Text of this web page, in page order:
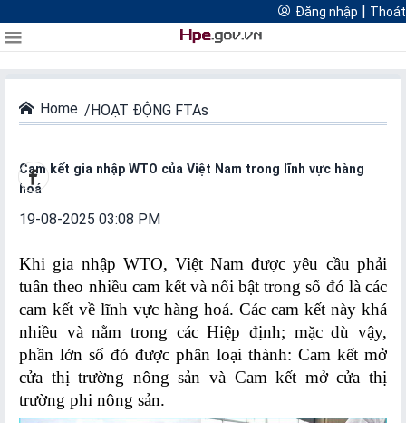
Cổng thông tin quản lý hoạt động thương mại điện tử thành
phố Hải Phòng
Thương mại điện tử Hải Phòng
Logistics Hải Phòng
Đăng nhập | Thoát
Đăng
Thoát
DIỄN
đàn
bật
Diễn
đàn
thường
niên
Home HOẠT ĐỘNG FTAs
Cam kết gia nhập WTO của Việt Nam trong lĩnh vực hàng
hoá
19-08-2025 03:08 PM
Khi gia nhập WTO, Việt Nam được yêu cầu phải
tuân theo nhiều cam kết và nổi bật trong số đó là các
cam kết về lĩnh vực hàng hoá. Các cam kết này khá
nhiều và nằm trong các Hiệp định; mặc dù vậy,
phần lớn số đó được phân loại thành: Cam kết mở
cửa thị trường nông sản và Cam kết mở cửa thị
trường phi nông sản.